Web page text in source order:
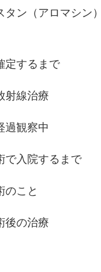
タン（アロマシン
定するまで
射線治療
過観察中
で入院するまで
のこと
後の治療